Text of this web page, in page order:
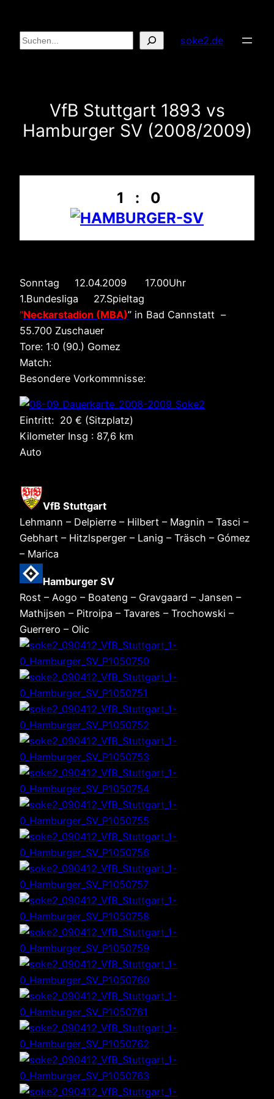
Inhalt
springen
Suchen soke2.de
VfB Stuttgart 1893 vs
Hamburger SV (2008/2009)
1 : 0
Sonntag 12.04.2009 17.00Uhr
1.Bundesliga 27.Spieltag
“Neckarstadion (MBA)” in Bad Cannstatt –
55.700 Zuschauer
Tore: 1:0 (90.) Gomez
Match:
Besondere Vorkommnisse:
Eintritt: 20 € (Sitzplatz)
Kilometer Insg : 87,6 km
Auto
VfB Stuttgart
Lehmann – Delpierre – Hilbert – Magnin – Tasci –
Gebhart – Hitzlsperger – Lanig – Träsch – Gómez
– Marica
Hamburger SV
Rost – Aogo – Boateng – Gravgaard – Jansen –
Mathijsen – Pitroipa – Tavares – Trochowski –
Guerrero – Olic